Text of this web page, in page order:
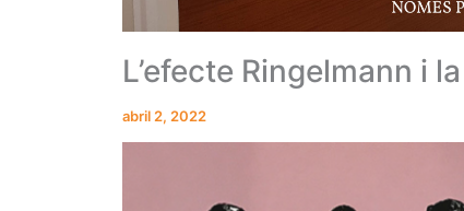
L’efecte Ringelmann i
abril 2, 2022